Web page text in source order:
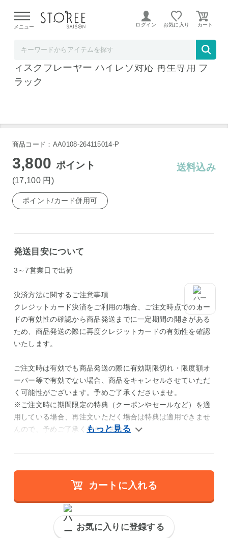
よる配送遅延が発生しております。
メニュー ログイン お気に入り
パナソニック DMP-BD90S-K ブルーレイデ
ィスクプレーヤー ハイレゾ対応 再生専用 ブ
ラック
商品コード：AA0108-264115014-P
3,800 ポイント
(17,100 円 )
送料込み
ポイント/カード併用可
発送目安について
3～7営業日で出荷
決済方法に関するご注意事項
クレジットカード決済をご利用の場合、ご注文時点でのカー
ドの有効性の確認から商品発送までに一定期間の開きがある
ため、商品発送の際に再度クレジットカードの有効性を確認
いたします。
ご注文時は有効でも商品発送の際に有効期限切れ・限度額オ
ーバー等で有効でない場合、商品をキャンセルさせていただ
く可能性がございます。予めご了承くださいませ。
※ご注文時に期間限定の特典（クーポンやセールなど）を適
用している場合、再注文いただく場合は特典は適用できませ
んので、予めご了承くださいませ。
カートに入れる
お気に入りに登録する